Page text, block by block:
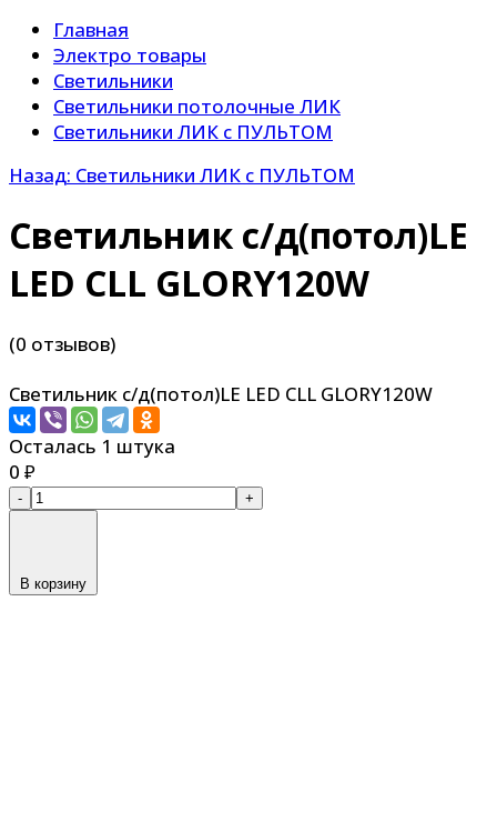
Главная
Электро товары
Светильники
Светильники потолочные ЛИК
Светильники ЛИК с ПУЛЬТОМ
Назад: Светильники ЛИК с ПУЛЬТОМ
Светильник с/д(потол)LE
LED CLL GLORY120W
(0 отзывов)
Светильник с/д(потол)LE LED CLL GLORY120W
Осталась 1 штука
0 ₽
- +
В корзину